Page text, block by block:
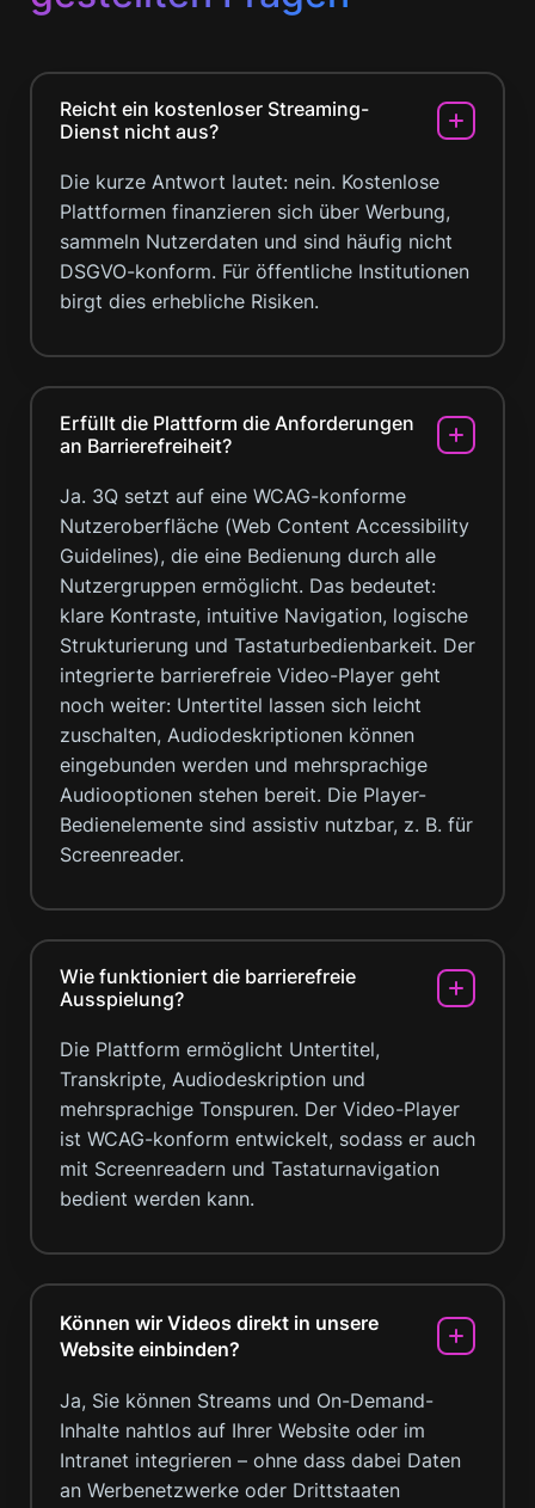
Reicht ein kostenloser Streaming-
Dienst nicht aus?
Die kurze Antwort lautet: nein. Kostenlose
Plattformen finanzieren sich über Werbung,
sammeln Nutzerdaten und sind häufig nicht
DSGVO-konform. Für öffentliche Institutionen
birgt dies erhebliche Risiken.
Erfüllt die Plattform die Anforderungen
an Barrierefreiheit?
Ja. 3Q setzt auf eine WCAG-konforme
Nutzeroberfläche (Web Content Accessibility
Guidelines), die eine Bedienung durch alle
Nutzergruppen ermöglicht. Das bedeutet:
klare Kontraste, intuitive Navigation, logische
Strukturierung und Tastaturbedienbarkeit. Der
integrierte barrierefreie Video-Player geht
noch weiter: Untertitel lassen sich leicht
zuschalten, Audiodeskriptionen können
eingebunden werden und mehrsprachige
Audiooptionen stehen bereit. Die Player-
Bedienelemente sind assistiv nutzbar, z. B. für
Screenreader.
Wie funktioniert die barrierefreie
Ausspielung?
Die Plattform ermöglicht Untertitel,
Transkripte, Audiodeskription und
mehrsprachige Tonspuren. Der Video-Player
ist WCAG-konform entwickelt, sodass er auch
mit Screenreadern und Tastaturnavigation
bedient werden kann.
Können wir Videos direkt in unsere
Website einbinden?
Ja, Sie können Streams und On-Demand-
Inhalte nahtlos auf Ihrer Website oder im
Intranet integrieren – ohne dass dabei Daten
an Werbenetzwerke oder Drittstaaten